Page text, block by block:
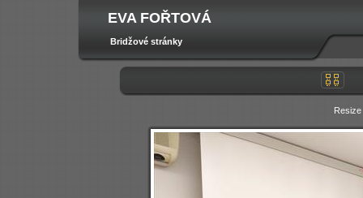
EVA FOŘTOVÁ
Bridžové stránky